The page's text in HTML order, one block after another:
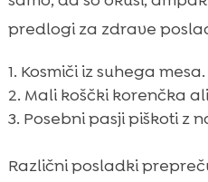
predlogi za zdrave
Kosmiči iz suhega mesa.
Mali koščki korenčka
Posebni pasji piškoti z
Različni posladki